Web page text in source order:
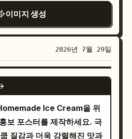
: 대담한 그릴
스트리트 푸드의 정교함,
있는 식욕 자극 사실감, 현
일: 초고급
터, 2x3 6 패널 마케팅 디
Orbit 촉각 강화, Cream
드 시스템 정제, 확장된 네
강력한 색상 블록 리듬, 더
의 상호작용, 정제된 영문
을 넣으세요. 우아하고 읽기
요. 하단 튜토리얼
의 번호가 매겨진 단계별 카
카드에는 작은 직사각형
와 아래에 일본어 설명이
. 6단계는 다음과 같습니다:
브와 설탕 넣기, 2) 빨간 루
연한 크림치즈 혼합물 휘핑
위에 필링 붓기, 5) 원형 틀
기, 6) 위에 윤기 나는 빨간
럭셔리한 라이프스타일 미
부드러운 영화적 보케, 따뜻
한 반사가 카페를 친밀하고
바꿈시킵니다. 풀프레임 카
플래시를 터뜨려 촬영하여
는 피부, 초현실적인 얼굴
, 자연스럽게 상기된 볼,
구현했습니다. 모든 디테일
배경은 크리미한 보케로 녹
된 10개의 와이드스크린 프
를 보여주는 세로형 포스터
표지 슬라이드 1개, 중간에 2
작은 슬라이드, 하단에 큰
를 배치합니다. 깔끔한 쇼케
럼 슬라이드 사이에 충분한
슬라이드는 16:9 비율이며,
에 따뜻한 세피아 하이라
러
이미지 생성
2026년 7월 29일
GPT IMAGE 2
Ice Cream을 위
보 포스터를 제작하세요. 극
질감과 더욱 강렬해진 맛과